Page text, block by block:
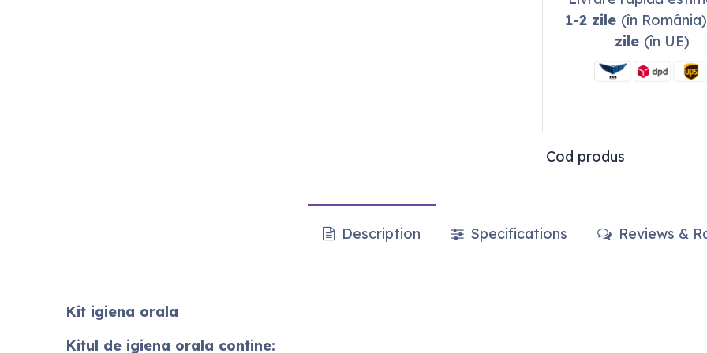
1-2 zile (în
zile (în UE)
Cod produs
Description Specifications Reviews &
Kit igiena orala
Kitul de igiena orala contine: